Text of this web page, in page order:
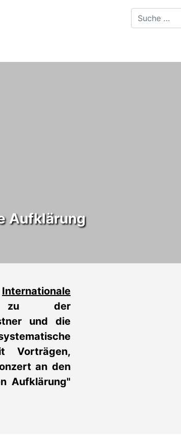
Aufklärung
Internationale
zu der
und die
Vorträgen,
an den
Aufklärung"